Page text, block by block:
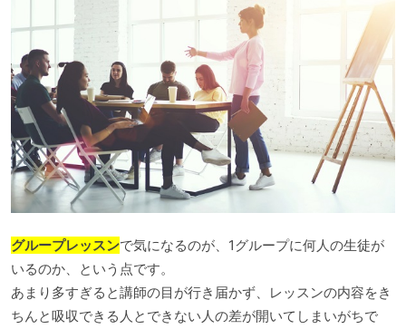
グループレッスンで気になるのが、1グループに何人の生徒が
いるのか、という点です。
あまり多すぎると講師の目が行き届かず、レッスンの内容をき
ちんと吸収できる人とできない人の差が開いてしまいがちで